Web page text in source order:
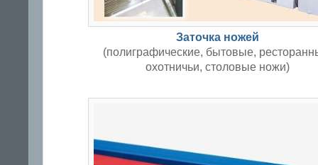
Заточка ножей
(полиграфические, бытовые,
охотничьи, столовые ножи)